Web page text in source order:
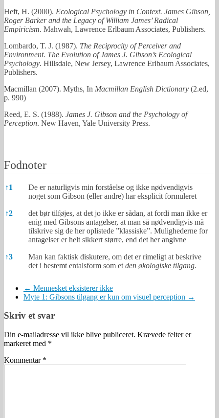
Heft, H. (2000). Ecological Psychology in Context. James Gibson,
Roger Barker and the Legacy of William James’ Radical
Empiricism. Mahwah, Lawrence Erlbaum Associates, Publishers.
Lombardo, T. J. (1987). The Reciprocity of Perceiver and
Environment. The Evolution of James J. Gibson’s Ecological
Psychology. Hillsdale, New Jersey, Lawrence Erlbaum Associates,
Publishers.
Macmillan (2007). Myths, In Macmillan English Dictionary (2.ed,
p. 990)
Reed, E. S. (1988). James J. Gibson and the Psychology of
Perception. New Haven, Yale University Press.
Fodnoter
Fodnoter
↑1
De er naturligvis min forståelse og ikke nødvendigvis
noget som Gibson (eller andre) har eksplicit formuleret
↑2
det bør tilføjes, at det jo ikke er sådan, at fordi man ikke er
enig med Gibsons antagelser, at man så nødvendigvis må
tilskrive sig de her oplistede ”klassiske”. Mulighederne for
antagelser er helt sikkert større, end det her angivne
↑3
Man kan faktisk diskutere, om det er rimeligt at beskrive
det i bestemt entalsform som et den økologiske tilgang.
← Mennesket eksisterer ikke
Myte 1: Gibsons tilgang er kun om visuel perception →
Skriv et svar
Din e-mailadresse vil ikke blive publiceret. Krævede felter er
markeret med *
Kommentar *